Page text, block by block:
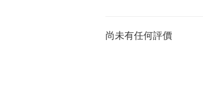
尚未有任何評價